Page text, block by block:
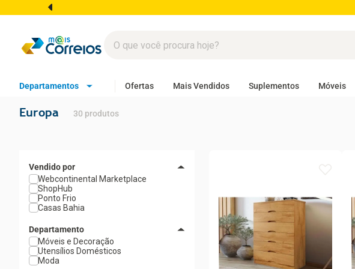
Departamentos Ofertas Mais Vendidos Suplementos Móveis
Europa 30 produtos
Webcontinental Marketplace
ShopHub
Ponto Frio
Casas Bahia
Departamento
Móveis e Decoração
Utensílios Domésticos
Moda